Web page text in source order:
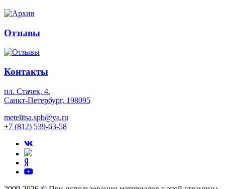
Отзывы
Контакты
пл. Стачек, 4.
Санкт-Петербург, 198095
metelitsa.spb@ya.ru
+7 (812) 539-63-58